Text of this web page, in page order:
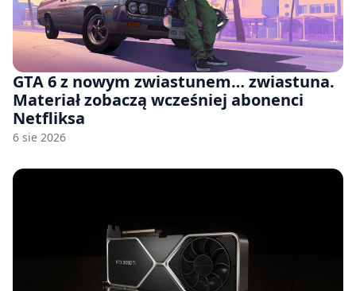
GTA 6 z nowym zwiastunem… zwiastuna.
Materiał zobaczą wcześniej abonenci
Netfliksa
6 sie 2026